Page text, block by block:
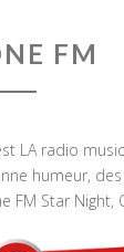
FM
LA radio
humeur,
FM Star Night,